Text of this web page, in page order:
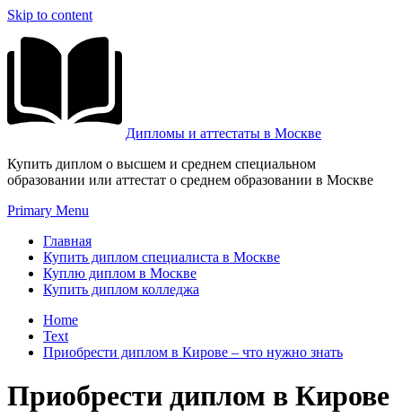
Skip to content
Дипломы и аттестаты в Москве
Купить диплом о высшем и среднем специальном
образовании или аттестат о среднем образовании в Москве
Primary Menu
Главная
Купить диплом специалиста в Москве
Куплю диплом в Москве
Купить диплом колледжа
Home
Text
Приобрести диплом в Кирове – что нужно знать
Приобрести диплом в Кирове